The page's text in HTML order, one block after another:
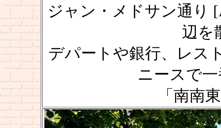
ジャン・メドサン通り
辺を
デパートや銀行、レス
ニースで
「南南